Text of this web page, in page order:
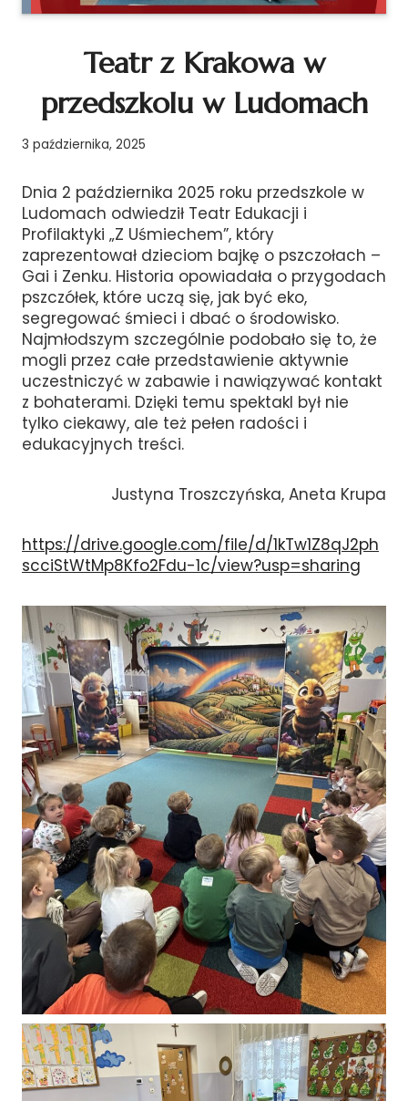
Teatr z Krakowa w
przedszkolu w Ludomach
3 października, 2025
Dnia 2 października 2025 roku przedszkole w
Ludomach odwiedził Teatr Edukacji i
Profilaktyki „Z Uśmiechem”, który
zaprezentował dzieciom bajkę o pszczołach –
Gai i Zenku. Historia opowiadała o przygodach
pszczółek, które uczą się, jak być eko,
segregować śmieci i dbać o środowisko.
Najmłodszym szczególnie podobało się to, że
mogli przez całe przedstawienie aktywnie
uczestniczyć w zabawie i nawiązywać kontakt
z bohaterami. Dzięki temu spektakl był nie
tylko ciekawy, ale też pełen radości i
edukacyjnych treści.
Justyna Troszczyńska, Aneta Krupa
https://drive.google.com/file/d/1kTw1Z8qJ2ph
scciStWtMp8Kfo2Fdu-1c/view?usp=sharing